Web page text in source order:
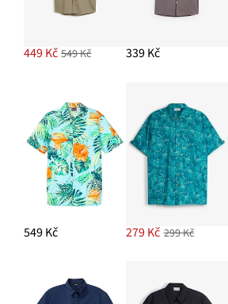
449 Kč 549 Kč 339 Kč
549 Kč 279 Kč 299 Kč